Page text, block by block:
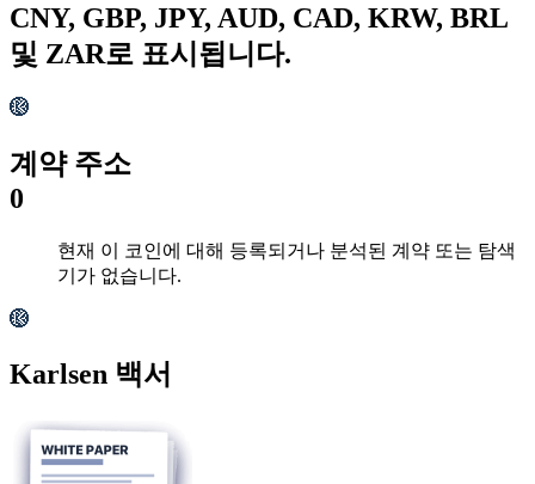
CNY, GBP, JPY, AUD, CAD, KRW, BRL
및 ZAR로 표시됩니다.
계약 주소
0
현재 이 코인에 대해 등록되거나 분석된 계약 또는 탐색
기가 없습니다.
Karlsen 백서